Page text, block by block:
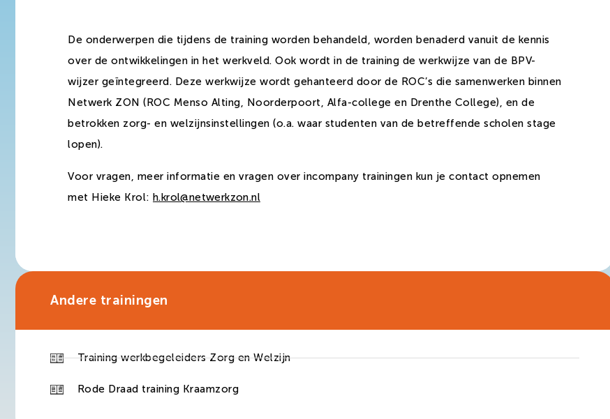
De onderwerpen die tijdens de training worden behandeld, worden benaderd vanuit de kennis
over de ontwikkelingen in het werkveld. Ook wordt in de training de werkwijze van de BPV-
wijzer geïntegreerd. Deze werkwijze wordt gehanteerd door de ROC’s die samenwerken binnen
Netwerk ZON (ROC Menso Alting, Noorderpoort, Alfa-college en Drenthe College), en de
betrokken zorg- en welzijnsinstellingen (o.a. waar studenten van de betreffende scholen stage
lopen).
Voor vragen, meer informatie en vragen over incompany trainingen kun je contact opnemen
met Hieke Krol: h.krol@netwerkzon.nl
Andere trainingen
Training werkbegeleiders Zorg en Welzijn
Rode Draad training Kraamzorg